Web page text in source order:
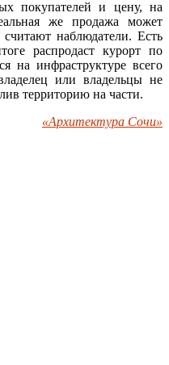
покупателей и цену, на
же продажа может
считают наблюдатели. Есть
распродаст курорт по
на инфраструктуре всего
или владельцы не
территорию на части.
«Архитектура Сочи»